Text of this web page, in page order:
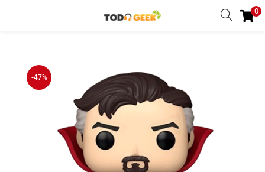
0
-47%
REGISTRARSE
Remember me
Ingresar